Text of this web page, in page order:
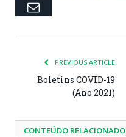
Email
PREVIOUS ARTICLE
Boletins COVID-19
(Ano 2021)
CONTEÚDO RELACIONADO